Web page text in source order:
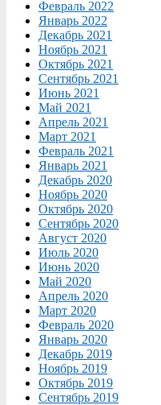
Февраль 2022
Январь 2022
Декабрь 2021
Ноябрь 2021
Октябрь 2021
Сентябрь 2021
Июнь 2021
Май 2021
Апрель 2021
Март 2021
Февраль 2021
Январь 2021
Декабрь 2020
Ноябрь 2020
Октябрь 2020
Сентябрь 2020
Август 2020
Июль 2020
Июнь 2020
Май 2020
Апрель 2020
Март 2020
Февраль 2020
Январь 2020
Декабрь 2019
Ноябрь 2019
Октябрь 2019
Сентябрь 2019